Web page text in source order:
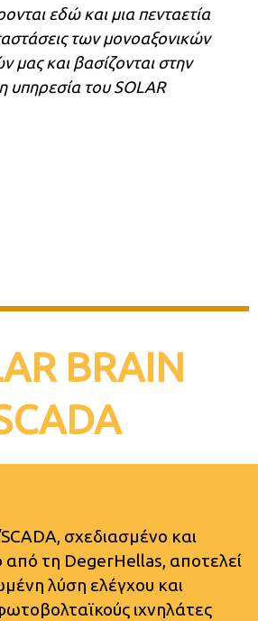
εδώ και μια πενταετία
των μονοαξονικών
μας και βασίζονται στην
υπηρεσία του SOLAR
BRAIN
σχεδιασμένο και
τη DegerHellas, αποτελεί
λύση ελέγχου και
ιχνηλάτες